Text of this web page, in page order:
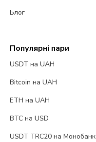
Блог
Популярні пари
USDT на UAH
Bitcoin на UAH
ETH на UAH
BTC на USD
USDT TRC20 на Монобанк